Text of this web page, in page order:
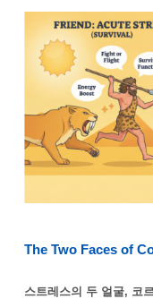
The Two Faces of
스트레스의 두 얼굴, 코